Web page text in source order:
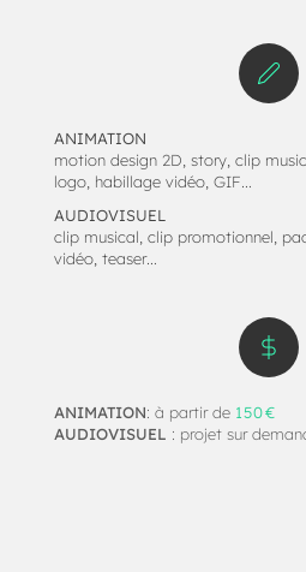
ANIMATION: à partir de 150€
AUDIOVISUEL : projet sur
ANIMATION
motion design 2D, story, clip
logo, habillage vidéo, GIF…
AUDIOVISUEL
clip musical, clip promotionnel,
vidéo, teaser…